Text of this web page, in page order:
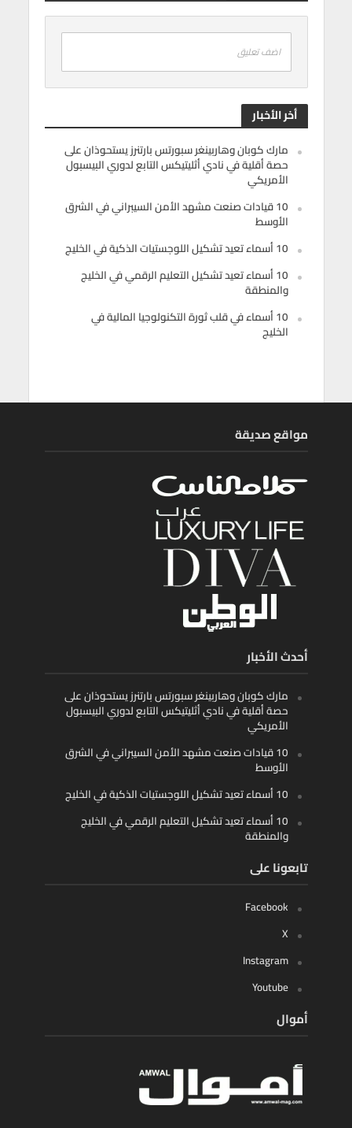
اضف تعليق
أخر الأخبار
مارك كوبان وهاربينغر سبورتس بارتنرز يستحوذان على
حصة أقلية في نادي أثليتيكس التابع لدوري البيسبول
الأمريكي
10 قيادات صنعت مشهد الأمن السيبراني في الشرق
الأوسط
10 أسماء تعيد تشكيل اللوجستيات الذكية في الخليج
10 أسماء تعيد تشكيل التعليم الرقمي في الخليج
والمنطقة
10 أسماء في قلب ثورة التكنولوجيا المالية في
الخليج
مواقع صديقة
أحدث الأخبار
مارك كوبان وهاربينغر سبورتس بارتنرز يستحوذان على
حصة أقلية في نادي أثليتيكس التابع لدوري البيسبول
الأمريكي
10 قيادات صنعت مشهد الأمن السيبراني في الشرق
الأوسط
10 أسماء تعيد تشكيل اللوجستيات الذكية في الخليج
10 أسماء تعيد تشكيل التعليم الرقمي في الخليج
والمنطقة
تابعونا على
Facebook
X
Instagram
Youtube
أموال